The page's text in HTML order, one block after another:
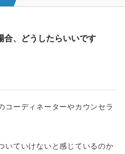
合、どうしたらいいです
コーディネーターやカウンセラ
いていけないと感じているのか